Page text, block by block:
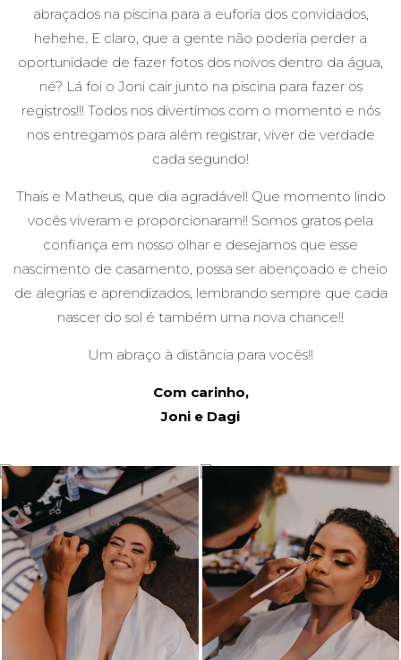
abraçados na piscina para a euforia dos convidados,
hehehe. E claro, que a gente não poderia perder a
oportunidade de fazer fotos dos noivos dentro da água,
né? Lá foi o Joni cair junto na piscina para fazer os
registros!!! Todos nos divertimos com o momento e nós
nos entregamos para além registrar, viver de verdade
cada segundo!
Thais e Matheus, que dia agradável! Que momento lindo
vocês viveram e proporcionaram!! Somos gratos pela
confiança em nosso olhar e desejamos que esse
nascimento de casamento, possa ser abençoado e cheio
de alegrias e aprendizados, lembrando sempre que cada
nascer do sol é também uma nova chance!!
Um abraço à distância para vocês!!
Com carinho,
Joni e Dagi